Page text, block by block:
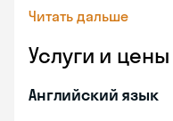
Читать дальше
Услуги и цены
Английский язык